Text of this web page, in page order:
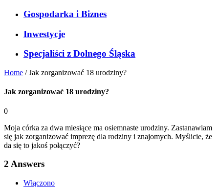
Gospodarka i Biznes
Inwestycje
Specjaliści z Dolnego Śląska
Home /Jak zorganizować 18 urodziny?
Jak zorganizować 18 urodziny?
0
Moja córka za dwa miesiące ma osiemnaste urodziny. Zastanawiam
się jak zorganizować imprezę dla rodziny i znajomych. Myślicie, że
da się to jakoś połączyć?
2 Answers
Włączono